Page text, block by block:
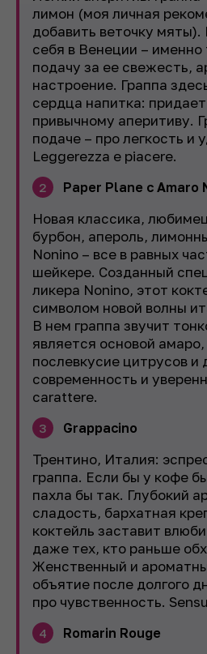
лимон (моя личная
добавить веточку мяты).
себя в Венеции –
подачу за ее свежесть,
настроение. Граппа
сердца напитка:
привычному аперитиву.
подаче – про легкость и
Leggerezza e piacere.
2 Paper Plane с Amaro
Новая классика,
бурбон, апероль,
Nonino – все в равных
шейкере. Созданный
ликера Nonino, этот
символом новой волны
В нем граппа звучит
является основой
послевкусие цитрусов и
современность и
carattere.
3 Grappacino
Трентино, Италия:
граппа. Если бы у кофе
пахла бы так. Глубокий
сладость, бархатная
коктейль заставит
даже тех, кто раньше
Женственный и
объятие после долгого
про чувственность.
4 Romarin Rouge